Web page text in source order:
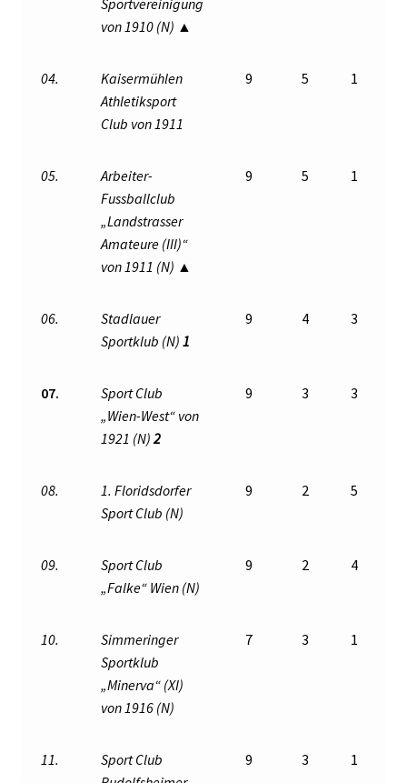
von 1910 (N) ▲
04.
Kaisermühlen
Athletiksport
Club von 1911
9 5 1
05.
Arbeiter-
Fussballclub
„Landstrasser
Amateure (III)“
von 1911 (N) ▲
9 5 1
06.
Stadlauer
Sportklub (N)1
9 4 3
07.
Sport Club
„Wien-West“ von
1921 (N)2
9 3 3
08.
1. Floridsdorfer
Sport Club (N)
9 2 5
09.
Sport Club
„Falke“ Wien (N)
9 2 4
10.
Simmeringer
Sportklub
„Minerva“ (XI)
von 1916 (N)
7 3 1
11.
Sport Club
9 3 1